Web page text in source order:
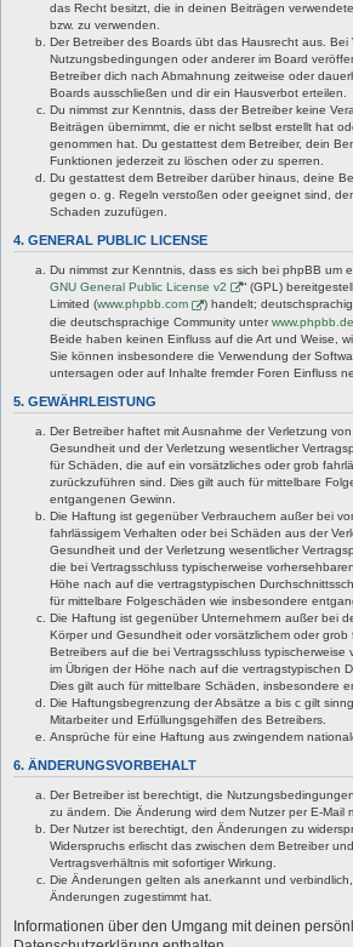
das Recht besitzt, die in deinen Beiträgen
bzw. zu verwenden.
Der Betreiber des Boards übt das Hausrecht aus. Bei
Nutzungsbedingungen oder anderer im Board
Betreiber dich nach Abmahnung zeitweise oder
Boards ausschließen und dir ein Hausverbot erteilen.
Du nimmst zur Kenntnis, dass der Betreiber keine
Beiträgen übernimmt, die er nicht selbst erstellt hat
genommen hat. Du gestattest dem Betreiber, dein
Funktionen jederzeit zu löschen oder zu sperren.
Du gestattest dem Betreiber darüber hinaus, deine
gegen o. g. Regeln verstoßen oder geeignet sind,
Schaden zuzufügen.
4. GENERAL PUBLIC LICENSE
Du nimmst zur Kenntnis, dass es sich bei phpBB um
GNU General Public License v2
“ (GPL)
Limited (www.phpbb.com
) handelt;
die deutschsprachige Community unterwww.phpbb.de
Beide haben keinen Einfluss auf die Art und Weise,
Sie können insbesondere die Verwendung der
untersagen oder auf Inhalte fremder Foren Einfluss
5. GEWÄHRLEISTUNG
Der Betreiber haftet mit Ausnahme der Verletzung
Gesundheit und der Verletzung wesentlicher
für Schäden, die auf ein vorsätzliches oder grob
zurückzuführen sind. Dies gilt auch für mittelbare
entgangenen Gewinn.
Die Haftung ist gegenüber Verbrauchern außer bei
fahrlässigem Verhalten oder bei Schäden aus der
Gesundheit und der Verletzung wesentlicher
die bei Vertragsschluss typischerweise
Höhe nach auf die vertragstypischen
für mittelbare Folgeschäden wie insbesondere
Die Haftung ist gegenüber Unternehmern außer bei
Körper und Gesundheit oder vorsätzlichem oder grob
Betreibers auf die bei Vertragsschluss
im Übrigen der Höhe nach auf die vertragstypischen
Dies gilt auch für mittelbare Schäden, insbesondere
Die Haftungsbegrenzung der Absätze a bis c gilt
Mitarbeiter und Erfüllungsgehilfen des Betreibers.
Ansprüche für eine Haftung aus zwingendem
6. ÄNDERUNGSVORBEHALT
Der Betreiber ist berechtigt, die
zu ändern. Die Änderung wird dem Nutzer per E-Mail
Der Nutzer ist berechtigt, den Änderungen zu
Widerspruchs erlischt das zwischen dem Betreiber
Vertragsverhältnis mit sofortiger Wirkung.
Die Änderungen gelten als anerkannt und
Änderungen zugestimmt hat.
Informationen über den Umgang mit deinen